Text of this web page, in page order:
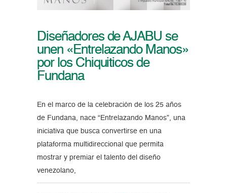
Diseñadores de AJABU se
unen «Entrelazando Manos»
por los Chiquiticos de
Fundana
En el marco de la celebración de los 25 años
de Fundana, nace “Entrelazando Manos”, una
iniciativa que busca convertirse en una
plataforma multidireccional que permita
mostrar y premiar el talento del diseño
venezolano,